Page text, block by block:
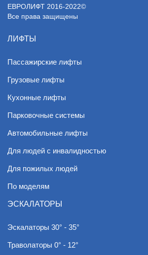
ЕВРОЛИФТ 2016-2022©
Все права защищены
ЛИФТЫ
Пассажирские лифты
Грузовые лифты
Кухонные лифты
Парковочные системы
Автомобильные лифты
Для людей с инвалидностью
Для пожилых людей
По моделям
ЭСКАЛАТОРЫ
Эскалаторы 30° - 35°
Траволаторы 0° - 12°